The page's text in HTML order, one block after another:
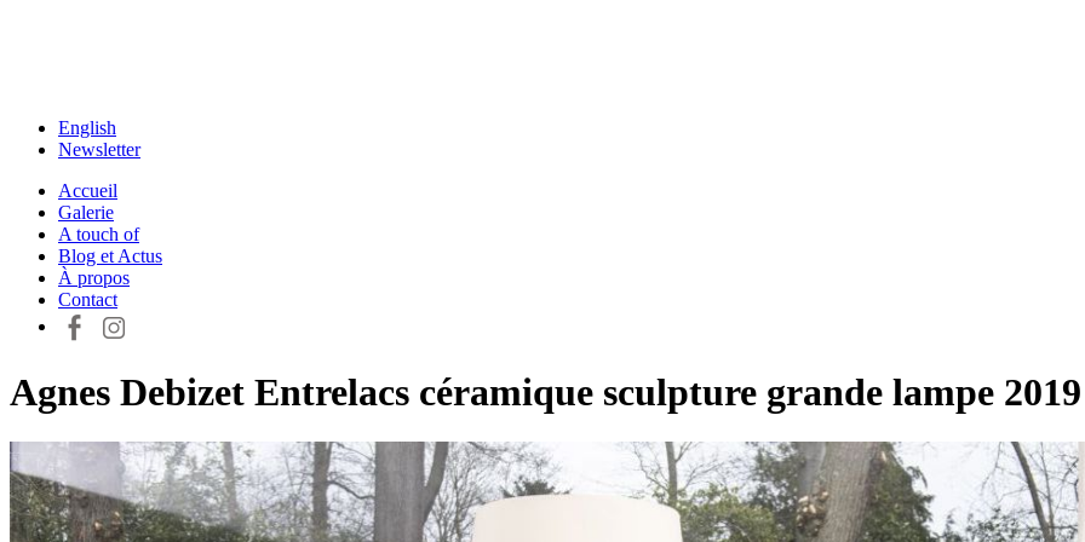
English
Newsletter
Accueil
Galerie
A touch of
Blog et Actus
À propos
Contact
Agnes Debizet Entrelacs céramique sculpture grande lampe